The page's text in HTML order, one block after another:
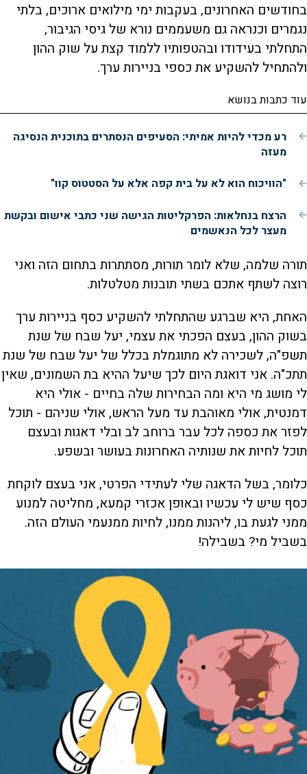
בחודשים האחרונים, בעקבות ימי מילואים ארוכים, בלתי
נגמרים וכנראה גם משעממים נורא של גיסי הגיבור,
התחלתי בעידודו ובהטפותיו ללמוד קצת על שוק ההון
ולהתחיל להשקיע את כספי בניירות ערך.
עוד כתבות בנושא
רע מכדי להיות אמיתי: הסעיפים הנסתרים בתוכנית הנסיגה
מעזה
"הוויכוח הוא לא על בית קפה אלא על הסטטוס קוו"
הרצח בנחלאות: הפרקליטות הגישה שני כתבי אישום ובקשת
מעצר לכל הנאשמים
תורה שלמה, שלא לומר תורות, מסתתרות בתחום הזה ואני
רוצה לשתף אתכם בשתי תובנות מטלטלות.
האחת, היא שברגע שהתחלתי להשקיע כסף בניירות ערך
בשוק ההון, בעצם הפכתי את עצמי, יעל שבח של שנת
תשפ"ה, לשכירה לא מתוגמלת בכלל של יעל שבח של שנת
תתכ"ה. אני דואגת היום לכך שיעל ההיא בת השמונים, שאין
לי מושג מי היא ומה הבחירות שלה בחיים - אולי היא
דמנטית, אולי מאוהבת עד מעל הראש, אולי שניהם - תוכל
לפזר את כספה לכל עבר ברוחב לב ובלי דאגות ובעצם
תוכל לחיות את שנותיה האחרונות בעושר ובשפע.
כלומר, בשל הדאגה שלי לעתידי הפרטי, אני בעצם לוקחת
כסף שיש לי עכשיו ובאופן אכזרי קמעא, מחליטה למנוע
ממני לגעת בו, ליהנות ממנו, לחיות ממנעמי העולם הזה.
בשביל מי? בשבילה!